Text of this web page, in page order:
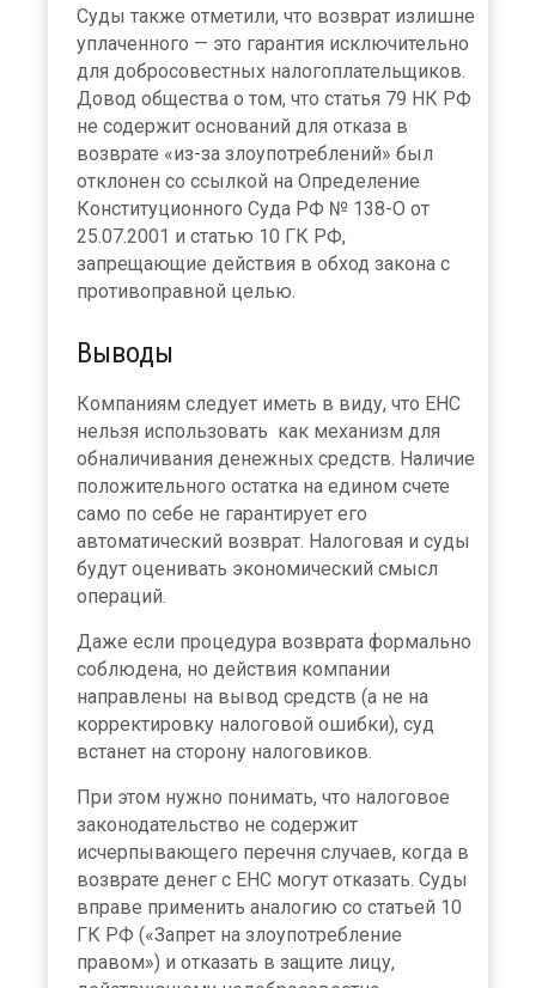
Суды также отметили, что возврат излишне
уплаченного — это гарантия исключительно
для добросовестных налогоплательщиков.
Довод общества о том, что статья 79 НК РФ
не содержит оснований для отказа в
возврате «из-за злоупотреблений» был
отклонен со ссылкой на Определение
Конституционного Суда РФ № 138-О от
25.07.2001 и статью 10 ГК РФ,
запрещающие действия в обход закона с
противоправной целью.
Выводы
Компаниям следует иметь в виду, что ЕНС
нельзя использовать как механизм для
обналичивания денежных средств. Наличие
положительного остатка на едином счете
само по себе не гарантирует его
автоматический возврат. Налоговая и суды
будут оценивать экономический смысл
операций.
Даже если процедура возврата формально
соблюдена, но действия компании
направлены на вывод средств (а не на
корректировку налоговой ошибки), суд
встанет на сторону налоговиков.
При этом нужно понимать, что налоговое
законодательство не содержит
исчерпывающего перечня случаев, когда в
возврате денег с ЕНС могут отказать. Суды
вправе применить аналогию со статьей 10
ГК РФ («Запрет на злоупотребление
правом») и отказать в защите лицу,